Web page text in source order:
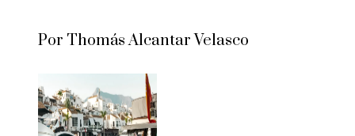
Por Thomás Alcantar Velasco